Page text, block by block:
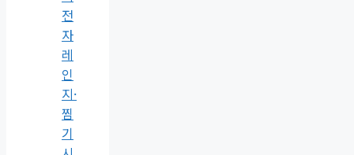
전
자
레
인
지·
찜
기